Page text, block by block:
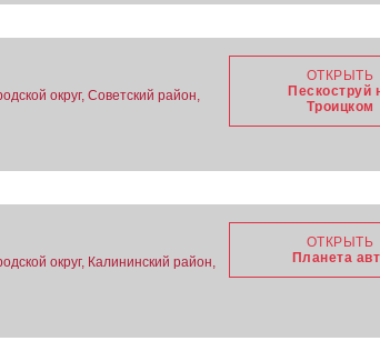
округ, Советский район,
ОТКРЫТЬ
Пескоструй
Троицком
округ, Калининский район,
ОТКРЫТЬ
Планета